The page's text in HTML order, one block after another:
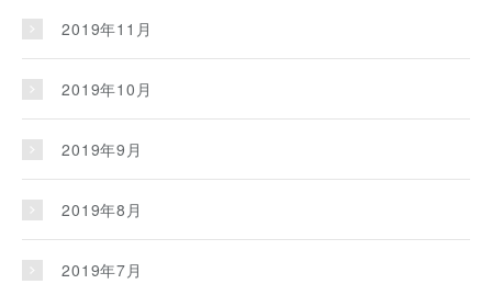
2019年11月
2019年10月
2019年9月
2019年8月
2019年7月